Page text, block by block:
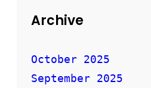
س
ع
Archive
October 2025
September 2025